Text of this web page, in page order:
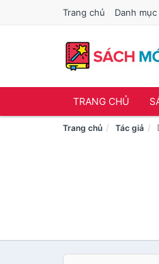
Trang chủ Danh mục
TRANG CHỦ
Trang chủ Tác giả